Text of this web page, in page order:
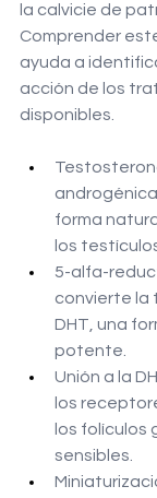
la calvicie de
Comprender
ayuda a
acción de los
disponibles.
forma
los
5-alfa-
convierte la
DHT, una
potente.
Unión a la
los
los
sensibles.